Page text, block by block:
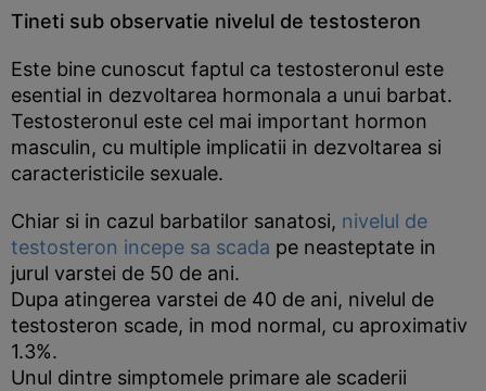
Tineti sub observatie nivelul de testosteron
Este bine cunoscut faptul ca testosteronul este
esential in dezvoltarea hormonala a unui barbat.
Testosteronul este cel mai important hormon
masculin, cu multiple implicatii in dezvoltarea si
caracteristicile sexuale.
Chiar si in cazul barbatilor sanatosi, nivelul de
testosteron incepe sa scada pe neasteptate in
jurul varstei de 50 de ani.
Dupa atingerea varstei de 40 de ani, nivelul de
testosteron scade, in mod normal, cu aproximativ
1.3%.
Unul dintre simptomele primare ale scaderii